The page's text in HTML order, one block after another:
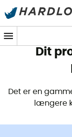
Dit
Det er en
længere